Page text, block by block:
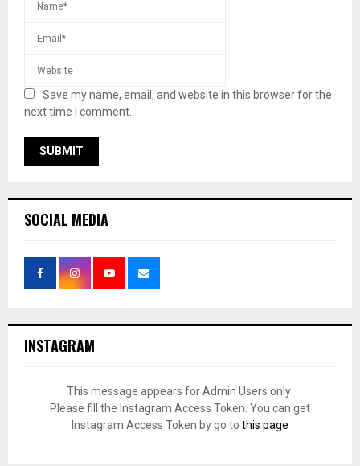
Save my name, email, and website in this browser for the
next time I comment.
SOCIAL MEDIA
INSTAGRAM
This message appears for Admin Users only:
Please fill the Instagram Access Token. You can get
Instagram Access Token by go to this page